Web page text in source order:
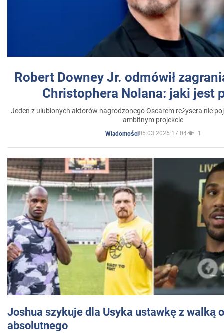
Robert Downey Jr. odmówił
Christophera Nolana: jaki jest
Jeden z ulubionych aktorów nagrodzonego Oscarem reżysera nie
ambitnym projekcie
Wiadomości05.03.2025 17:04 1
Joshua szykuje dla Usyka ustawkę z walką
absolutnego